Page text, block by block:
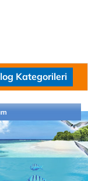
Kategorileri